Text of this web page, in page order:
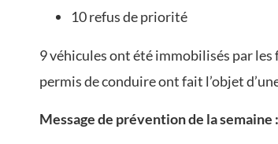
10 refus de priorité
9 véhicules ont été immobilisés par les
permis de conduire ont fait l’objet
Message de prévention de la